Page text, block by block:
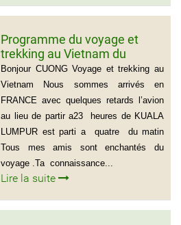
Programme du voyage et
trekking au Vietnam du
groupe d’amis de Mr Louis
COURTESOLLE (14
personnes)
Bonjour CUONG Voyage et trekking au
Vietnam Nous sommes arrivés en
FRANCE avec quelques retards l’avion
au lieu de partir a23 heures de KUALA
LUMPUR est parti a quatre du matin
Tous mes amis sont enchantés du
voyage .Ta connaissance...
Lire la suite